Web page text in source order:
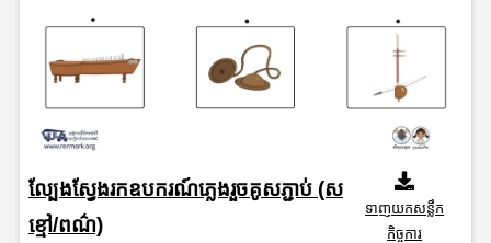
ល្បែងស្វែងរកឧបករណ៍ភ្លេងរួចគូសភ្ជាប់ (ស
ខ្មៅ/ពណ៌)
ទាញយកសន្លឹក
កិច្ចការ